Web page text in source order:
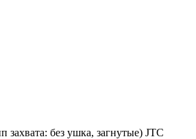
без ушка, загнутые) JTC